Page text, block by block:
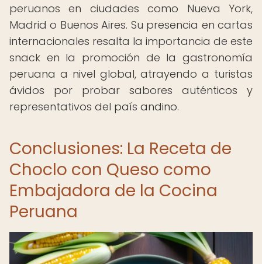
peruanos en ciudades como Nueva York,
Madrid o Buenos Aires. Su presencia en cartas
internacionales resalta la importancia de este
snack en la promoción de la gastronomía
peruana a nivel global, atrayendo a turistas
ávidos por probar sabores auténticos y
representativos del país andino.
Conclusiones: La Receta de
Choclo con Queso como
Embajadora de la Cocina
Peruana